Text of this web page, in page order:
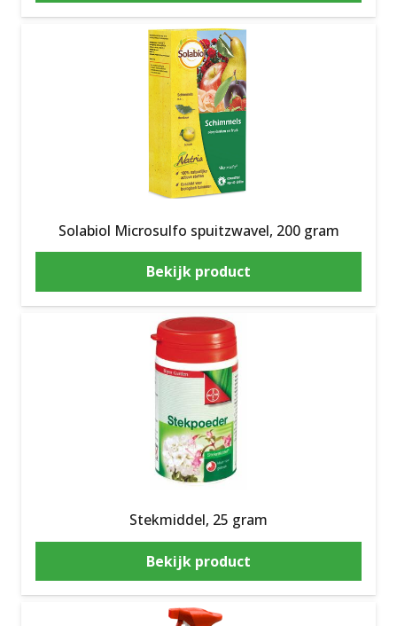
Solabiol Microsulfo spuitzwavel, 200 gram
Bekijk product
Stekmiddel, 25 gram
Bekijk product